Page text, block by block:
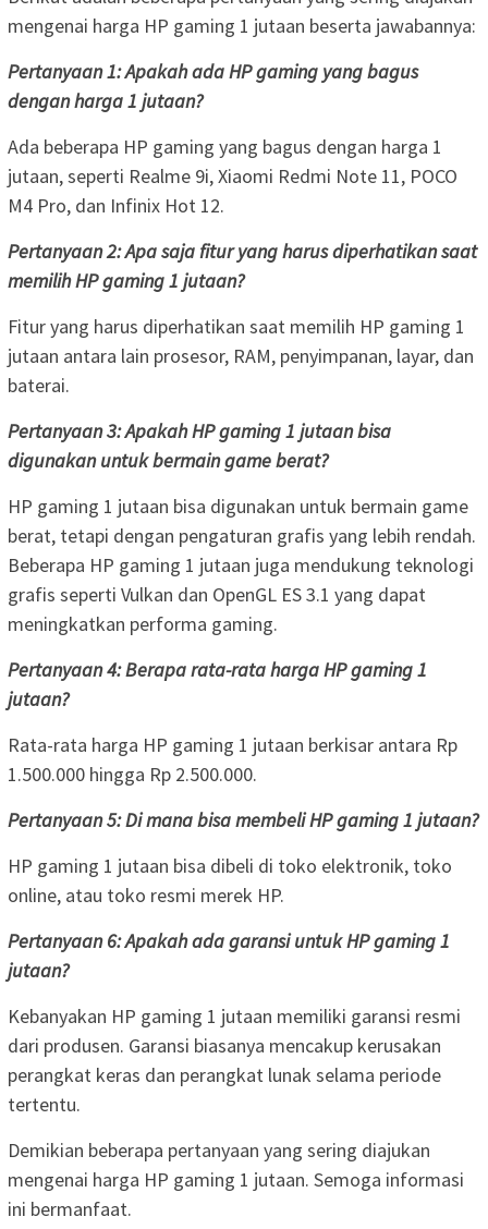
mengenai harga HP gaming 1 jutaan beserta jawabannya:
Pertanyaan 1: Apakah ada HP gaming yang bagus
dengan harga 1 jutaan?
Ada beberapa HP gaming yang bagus dengan harga 1
jutaan, seperti Realme 9i, Xiaomi Redmi Note 11, POCO
M4 Pro, dan Infinix Hot 12.
Pertanyaan 2: Apa saja fitur yang harus diperhatikan saat
memilih HP gaming 1 jutaan?
Fitur yang harus diperhatikan saat memilih HP gaming 1
jutaan antara lain prosesor, RAM, penyimpanan, layar, dan
baterai.
Pertanyaan 3: Apakah HP gaming 1 jutaan bisa
digunakan untuk bermain game berat?
HP gaming 1 jutaan bisa digunakan untuk bermain game
berat, tetapi dengan pengaturan grafis yang lebih rendah.
Beberapa HP gaming 1 jutaan juga mendukung teknologi
grafis seperti Vulkan dan OpenGL ES 3.1 yang dapat
meningkatkan performa gaming.
Pertanyaan 4: Berapa rata-rata harga HP gaming 1
jutaan?
Rata-rata harga HP gaming 1 jutaan berkisar antara Rp
1.500.000 hingga Rp 2.500.000.
Pertanyaan 5: Di mana bisa membeli HP gaming 1 jutaan?
HP gaming 1 jutaan bisa dibeli di toko elektronik, toko
online, atau toko resmi merek HP.
Pertanyaan 6: Apakah ada garansi untuk HP gaming 1
jutaan?
Kebanyakan HP gaming 1 jutaan memiliki garansi resmi
dari produsen. Garansi biasanya mencakup kerusakan
perangkat keras dan perangkat lunak selama periode
tertentu.
Demikian beberapa pertanyaan yang sering diajukan
mengenai harga HP gaming 1 jutaan. Semoga informasi
ini bermanfaat.